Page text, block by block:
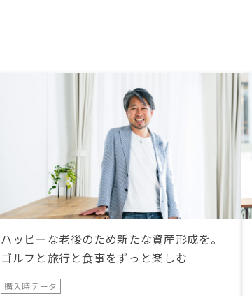
ハッピーな老後のため新たな資産形成を。
ゴルフと旅行と食事をずっと楽しむ
購入時データ